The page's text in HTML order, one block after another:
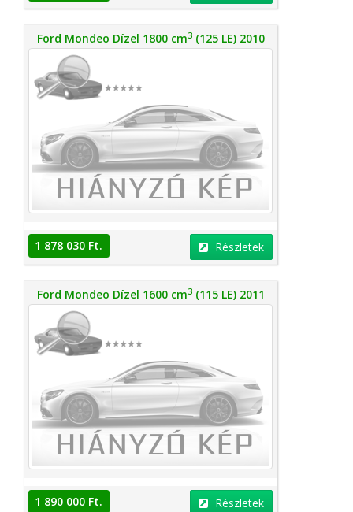
Ford Mondeo Dízel 1800 cm3(125 LE) 2010
1 878 030 Ft. Részletek
Ford Mondeo Dízel 1600 cm3(115 LE) 2011
1 890 000 Ft. Részletek